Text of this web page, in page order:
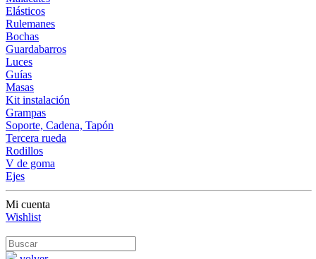
Elásticos
Rulemanes
Bochas
Guardabarros
Luces
Guías
Masas
Kit instalación
Grampas
Soporte, Cadena, Tapón
Tercera rueda
Rodillos
V de goma
Ejes
Mi cuenta
Wishlist